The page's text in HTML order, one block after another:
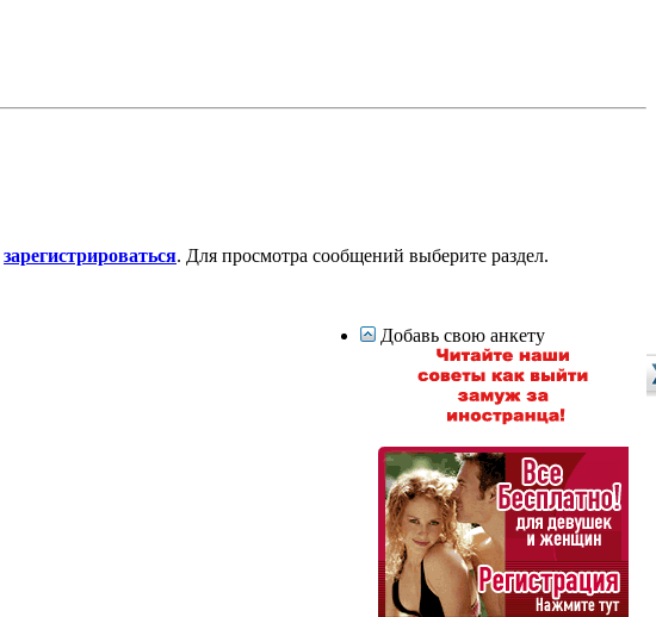
зарегистрироваться. Для просмотра сообщений выберите раздел.
Добавь свою анкету